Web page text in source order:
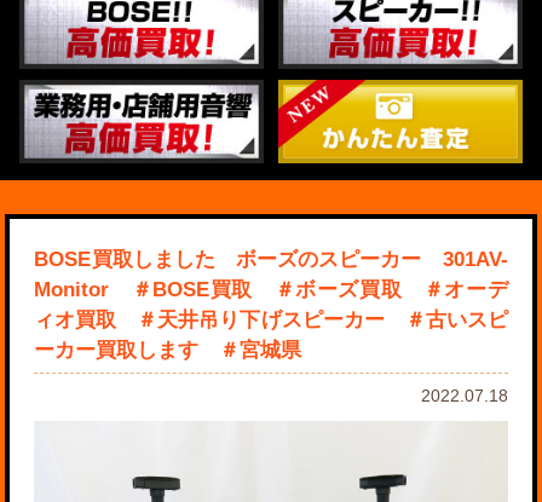
BOSE買取しました ボーズのスピーカー 301AV-
Monitor ＃BOSE買取 ＃ボーズ買取 ＃オーデ
ィオ買取 ＃天井吊り下げスピーカー ＃古いスピ
ーカー買取します ＃宮城県
2022.07.18